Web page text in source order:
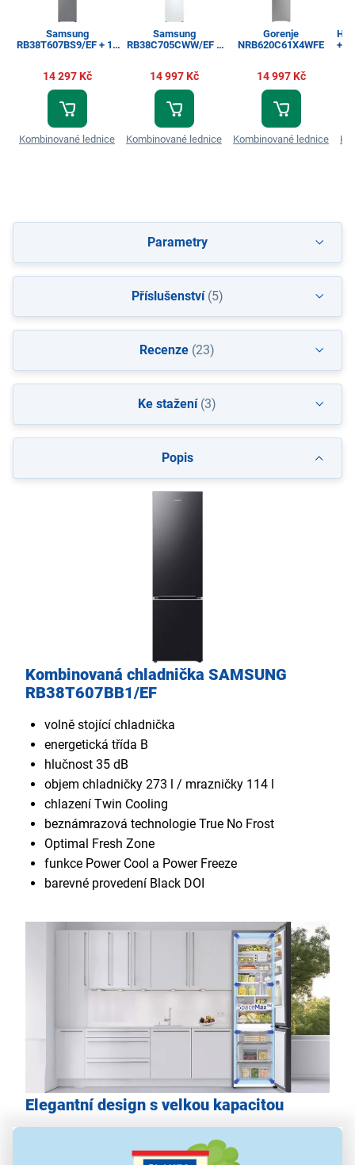
Samsung
RB38T607BS9/EF + 10
14 297 Kč
Kombinované lednice
Samsung
RB38C705CWW/EF +
14 997 Kč
Kombinované lednice
Gorenje
NRB620C61X4WFE
14 997 Kč
Kombinované lednice
+
Popis
Kombinovaná chladnička SAMSUNG
RB38T607BB1/EF
volně stojící chladnička
energetická třída B
hlučnost 35 dB
objem chladničky 273 l / mrazničky 114 l
chlazení Twin Cooling
beznámrazová technologie True No Frost
Optimal Fresh Zone
funkce Power Cool a Power Freeze
barevné provedení Black DOI
Elegantní design s velkou kapacitou
či rekonstruujete původní? A
skvěle by do ní zapadla lednička v černém provedení?
Parametry
Příslušenství(5)
Recenze (23)
Ke stažení(3)